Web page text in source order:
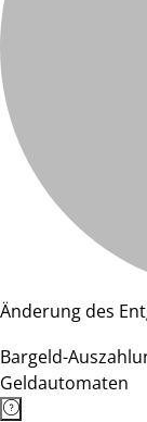
Änderung des
Bargeld-
Geldautomaten